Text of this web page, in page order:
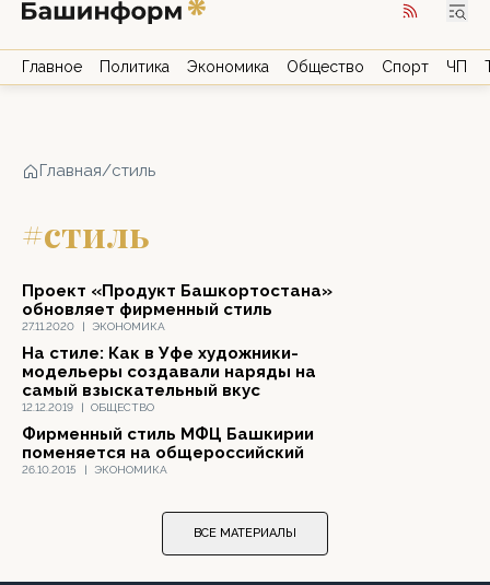
Главное Политика Экономика Общество Спорт ЧП
Главная/стиль
#стиль
27.11.2020 | ЭКОНОМИКА
Проект «Продукт Башкортостана»
обновляет фирменный стиль
12.12.2019 | ОБЩЕСТВО
На стиле: Как в Уфе художники-
модельеры создавали наряды на
самый взыскательный вкус
26.10.2015 | ЭКОНОМИКА
Фирменный стиль МФЦ Башкирии
поменяется на общероссийский
ВСЕ МАТЕРИАЛЫ